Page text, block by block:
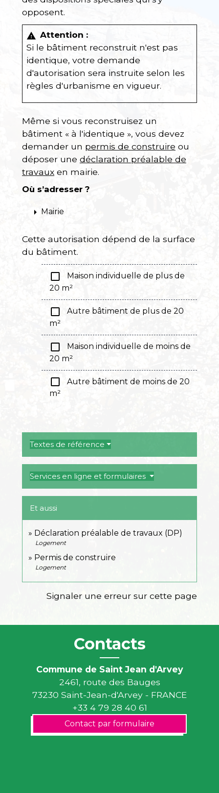
opposent.
warning Attention :
Si le bâtiment reconstruit n'est pas
identique, votre demande
d'autorisation sera instruite selon les
règles d'urbanisme en vigueur.
Même si vous reconstruisez un
bâtiment « à l'identique », vous devez
demander un permis de construire ou
déposer une déclaration préalable de
travaux en mairie.
Où s’adresser ?
arrow_right Mairie
Cette autorisation dépend de la surface
du bâtiment.
check_box_outline_blank
Maison individuelle de plus de
20 m²
check_box_outline_blank
Autre bâtiment de plus de 20
m²
check_box_outline_blank
Maison individuelle de moins de
20 m²
check_box_outline_blank
Autre bâtiment de moins de 20
m²
Textes de référence
Services en ligne et formulaires
Et aussi
Déclaration préalable de travaux (DP)
Logement
Permis de construire
Logement
Signaler une erreur sur cette page
Contacts
Commune de Saint Jean d'Arvey
2461, route des Bauges
73230 Saint-Jean-d'Arvey - FRANCE
+33 4 79 28 40 61
Contact par formulaire